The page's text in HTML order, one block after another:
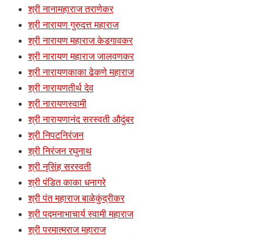
श्री नानामहाराज तराणेकर
श्री नारायण गुरुदत्त महाराज
श्री नारायण महाराज केडगावकर
श्री नारायण महाराज जालवणकर
श्री नारायणकाका ढेकणे महाराज
श्री नारायणतीर्थ देव
श्री नारायणस्वामी
श्री नारायणानंद सरस्वती औदुंबर
श्री निपटनिरंजन
श्री निरंजन रघुनाथ
श्री नृसिंह सरस्वती
श्री पंडित काका धनागरे
श्री पंत महाराज बाळेकुंद्रीकर
श्री पद्मनाभाचार्य स्वामी महाराज
श्री परमात्मराज महाराज